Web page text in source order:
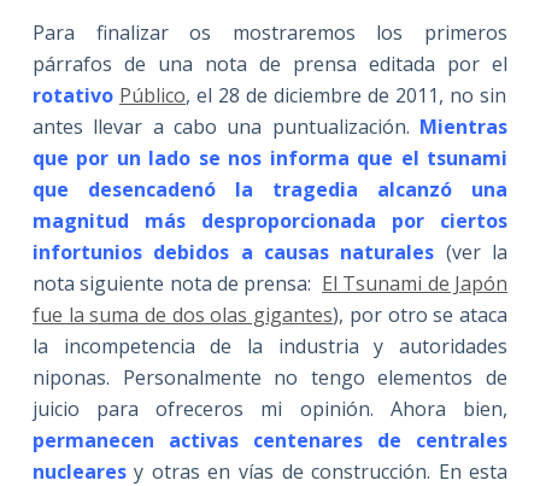
Para finalizar os mostraremos los primeros
párrafos de una nota de prensa editada por el
rotativo Público, el 28 de diciembre de 2011, no sin
antes llevar a cabo una puntualización. Mientras
que por un lado se nos informa que el tsunami
que desencadenó la tragedia alcanzó una
magnitud más desproporcionada por ciertos
infortunios debidos a causas naturales (ver la
nota siguiente nota de prensa: El Tsunami de Japón
fue la suma de dos olas gigantes), por otro se ataca
la incompetencia de la industria y autoridades
niponas. Personalmente no tengo elementos de
juicio para ofreceros mi opinión. Ahora bien,
permanecen activas centenares de centrales
nuclearesy otras en vías de construcción. En esta